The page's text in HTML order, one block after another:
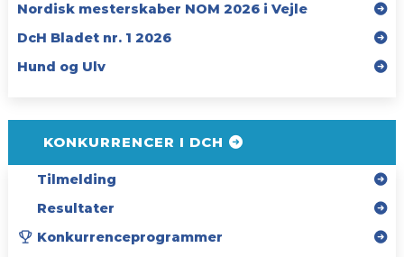
Nordisk mesterskaber NOM 2026 i Vejle
DcH Bladet nr. 1 2026
Hund og Ulv
KONKURRENCER I DCH
Tilmelding
Resultater
Konkurrenceprogrammer